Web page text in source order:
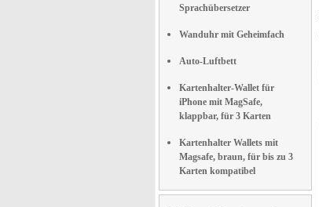
Sprachübersetzer
Wanduhr mit Geheimfach
Auto-Luftbett
Kartenhalter-Wallet für
iPhone mit MagSafe,
klappbar, für 3 Karten
Kartenhalter Wallets mit
Magsafe, braun, für bis zu 3
Karten kompatibel